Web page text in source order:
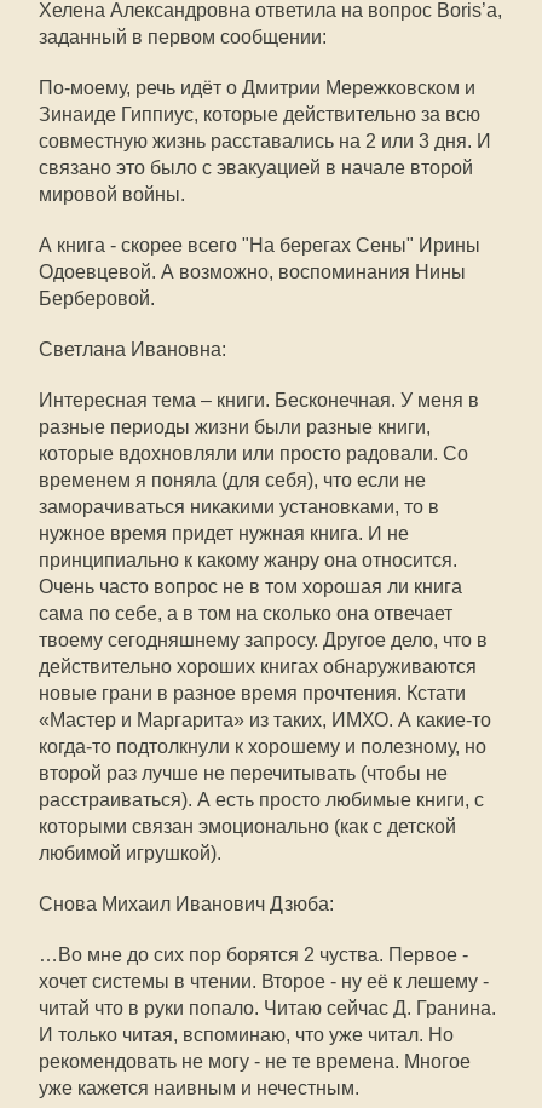
Хелена Александровна ответила на вопрос Boris’а,
заданный в первом сообщении:
По-моему, речь идёт о Дмитрии Мережковском и
Зинаиде Гиппиус, которые действительно за всю
совместную жизнь расставались на 2 или 3 дня. И
связано это было с эвакуацией в начале второй
мировой войны.
А книга - скорее всего "На берегах Сены" Ирины
Одоевцевой. А возможно, воспоминания Нины
Берберовой.
Светлана Ивановна:
Интересная тема – книги. Бесконечная. У меня в
разные периоды жизни были разные книги,
которые вдохновляли или просто радовали. Со
временем я поняла (для себя), что если не
заморачиваться никакими установками, то в
нужное время придет нужная книга. И не
принципиально к какому жанру она относится.
Очень часто вопрос не в том хорошая ли книга
сама по себе, а в том на сколько она отвечает
твоему сегодняшнему запросу. Другое дело, что в
действительно хороших книгах обнаруживаются
новые грани в разное время прочтения. Кстати
«Мастер и Маргарита» из таких, ИМХО. А какие-то
когда-то подтолкнули к хорошему и полезному, но
второй раз лучше не перечитывать (чтобы не
расстраиваться). А есть просто любимые книги, с
которыми связан эмоционально (как с детской
любимой игрушкой).
Снова Михаил Иванович Дзюба:
…Во мне до сих пор борятся 2 чуства. Первое -
хочет системы в чтении. Второе - ну её к лешему -
читай что в руки попало. Читаю сейчас Д. Гранина.
И только читая, вспоминаю, что уже читал. Но
рекомендовать не могу - не те времена. Многое
уже кажется наивным и нечестным.